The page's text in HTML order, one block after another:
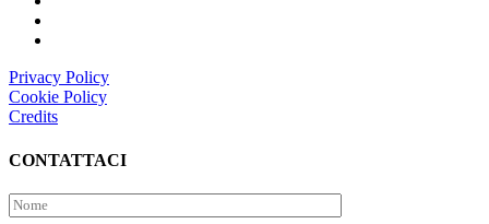
Privacy Policy
Cookie Policy
Credits
CONTATTACI